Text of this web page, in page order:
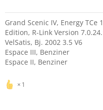
Grand Scenic IV, Energy TCe
Edition, R-Link Version
VelSatis, Bj. 2002 3.5 V6
Espace III, Benziner
Espace II, Benziner
1